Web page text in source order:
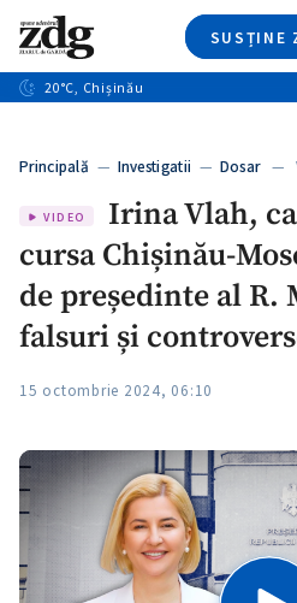
SUSȚINE
+6
+1
+1
+2
Caută
20°C, Chișinău
Principală — Investigatii — Dosar—
VIDEO
Irina Vlah,
cursa Chișinău-
de președinte al R.
falsuri și
15 octombrie 2024, 06:10